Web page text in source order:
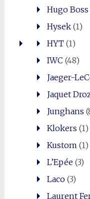
Hugo Boss
Hysek(1)
HYT(1)
IWC (48)
Jaeger-
Jaquet
Junghans
Klokers (1)
Kustom(1)
L’Epée(3)
Laco(3)
Laurent